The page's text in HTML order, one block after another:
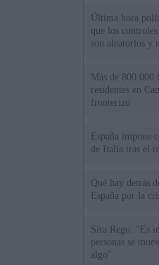
Última hora
que los
son aleatorios y
Más de 800.000
residentes en
fronterizo
España impone
de Italia tras el
Qué hay detrás
España por la
Sira Rego: "Es
personas se
algo"